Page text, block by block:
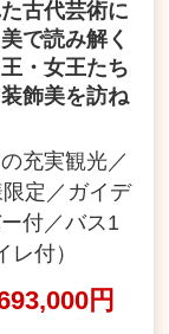
古代芸術に
で読み解く
・女王たち
飾美を訪ね
充実観光／
定／ガイデ
付／バス1
レ付）
円